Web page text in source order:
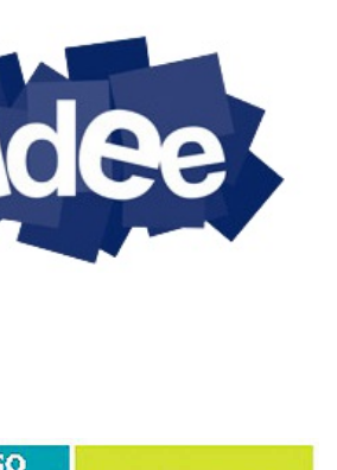
Publikoen III.